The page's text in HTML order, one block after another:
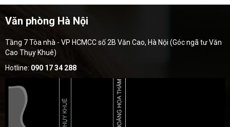
Văn phòng Hà Nội
Tầng 7 Tòa nhà - VP HCMCC số 2B Văn Cao, Hà Nội (Góc ngã tư Văn
Cao Thụy Khuê)
Hotline: 090 17 34 288